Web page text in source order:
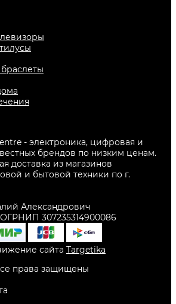
- электроника, цифровая и
брендов по низким ценам.
доставка из магазинов
и бытовой техники по г.
Александрович
307235314900086
сайта Targetika
права защищены